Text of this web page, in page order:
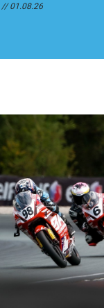
01.08.26